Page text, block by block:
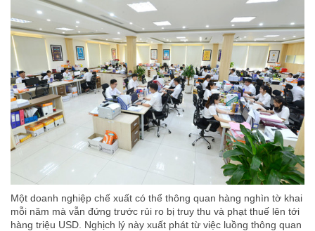
Một doanh nghiệp chế xuất có thể thông quan hàng nghìn tờ khai
mỗi năm mà vẫn đứng trước rủi ro bị truy thu và phạt thuế lên tới
hàng triệu USD. Nghịch lý này xuất phát từ việc luồng thông quan